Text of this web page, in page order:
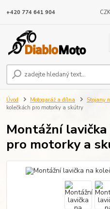
+420 774 641 904
Úvod Motogaráž a dílna Stojany
kolečkách pro motorky a skútry
Montážní
pro motorky a